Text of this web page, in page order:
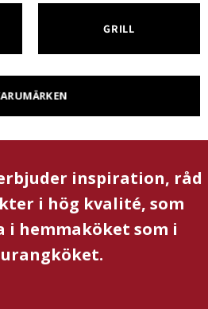
GRILL
inspiration, råd
i hög kvalité, som
i hemmaköket som i